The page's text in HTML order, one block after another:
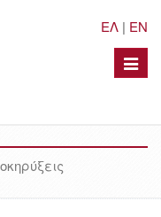
ΕΛ | EN
Toggle